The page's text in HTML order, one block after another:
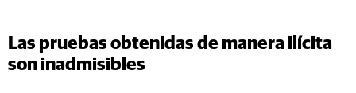
Las pruebas obtenidas de manera ilícita
son inadmisibles